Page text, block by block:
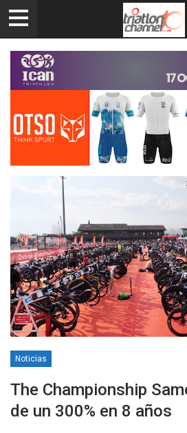
Noticias
The Championship
de un 300% en 8 años